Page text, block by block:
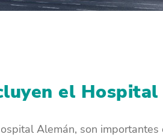
el
Alemán, son importantes